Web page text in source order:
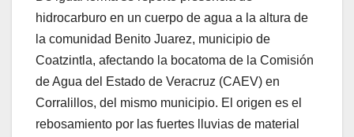
hidrocarburo en un cuerpo de agua a la altura de
la comunidad Benito Juarez, municipio de
Coatzintla, afectando la bocatoma de la Comisión
de Agua del Estado de Veracruz (CAEV) en
Corralillos, del mismo municipio. El origen es el
rebosamiento por las fuertes lluvias de material